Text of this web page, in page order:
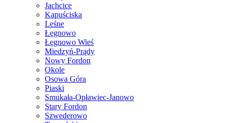
Jachcice
Kapuściska
Leśne
Łęgnowo
Łęgnowo Wieś
Miedzyń-Prądy
Nowy Fordon
Okole
Osowa Góra
Piaski
Smukała-Opławiec-Janowo
Stary Fordon
Szwederowo